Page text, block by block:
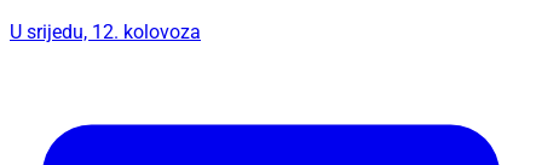
U srijedu, 12. kolovoza